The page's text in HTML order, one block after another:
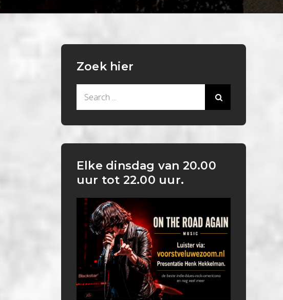
Zoek hier
Elke dinsdag van 20.00
uur tot 22.00 uur.